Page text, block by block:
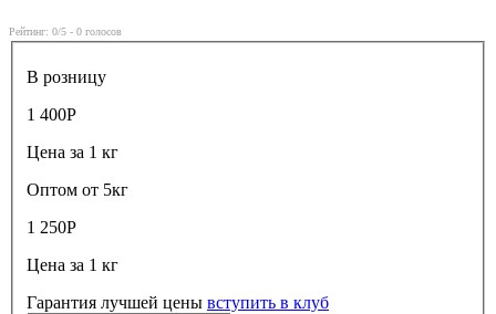
Рейтинг: 0/5 - 0 голосов
В розницу
1 400Р
Цена за 1 кг
Оптом от 5кг
1 250Р
Цена за 1 кг
Гарантия лучшей цены вступить в клуб